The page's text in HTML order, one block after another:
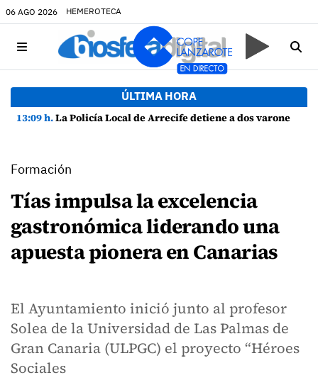
06 AGO 2026 HEMEROTECA
ÚLTIMA HORA
13:09 h.La Policía Local de Arrecife detiene a dos varones por altercado y amenazas con arma blanca
Formación
Tías impulsa la excelencia
gastronómica liderando una
apuesta pionera en Canarias
El Ayuntamiento inició junto al profesor
Solea de la Universidad de Las Palmas de
Gran Canaria (ULPGC) el proyecto “Héroes
Sociales